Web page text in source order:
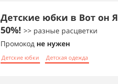
Детские юбки в Вот он
50%! >> разные расцветки
Промокод не нужен
Детские юбки Детская одежда